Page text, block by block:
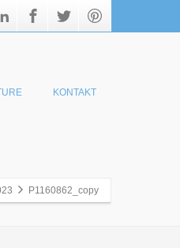
KONTAKT
P1160862_copy